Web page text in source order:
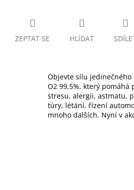
ZEPTAT SE HLÍDAT
Objevte sílu jedinečného
O2 99,5%, který pomáhá
stresu, alergii, astmatu,
túry, létání, řízení
mnoho dalších. Nyní v